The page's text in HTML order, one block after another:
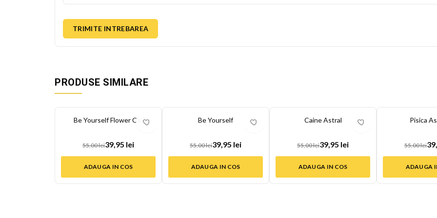
TRIMITE INTREBAREA
PRODUSE SIMILARE
Be Yourself Flower Cat
55,00 lei39,95 lei
ADAUGA IN COS
Be Yourself
55,00 lei39,95 lei
ADAUGA IN COS
Caine Astral
55,00 lei39,95 lei
ADAUGA IN COS
Pisica
55,00 lei
ADAUGA